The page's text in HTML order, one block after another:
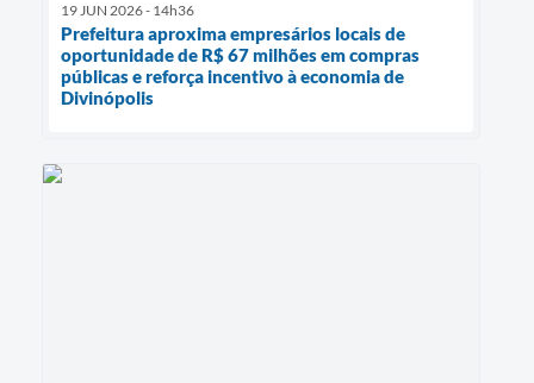
19 JUN 2026 - 14h36
Prefeitura aproxima empresários locais de
oportunidade de R$ 67 milhões em compras
públicas e reforça incentivo à economia de
Divinópolis